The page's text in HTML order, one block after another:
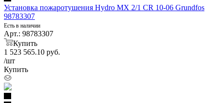
Установка пожаротушения Hydro MX 2/1 CR 10-06 Grundfos
98783307
Есть в наличии
Арт.: 98783307
Купить
1 523 565.10 руб.
/шт
Купить